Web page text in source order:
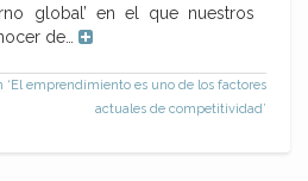
global’ en el que nuestros
de…
‘El emprendimiento es uno de los factores
actuales de competitividad’